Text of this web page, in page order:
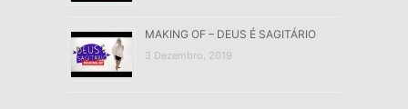
MAKING OF – DEUS É SAGITÁRIO
3 Dezembro, 2019